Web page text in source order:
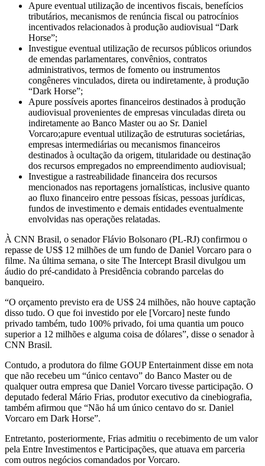
Apure eventual utilização de incentivos fiscais, benefícios
tributários, mecanismos de renúncia fiscal ou patrocínios
incentivados relacionados à produção audiovisual “Dark
Horse”;
Investigue eventual utilização de recursos públicos oriundos
de emendas parlamentares, convênios, contratos
administrativos, termos de fomento ou instrumentos
congêneres vinculados, direta ou indiretamente, à produção
“Dark Horse”;
Apure possíveis aportes financeiros destinados à produção
audiovisual provenientes de empresas vinculadas direta ou
indiretamente ao Banco Master ou ao Sr. Daniel
Vorcaro;apure eventual utilização de estruturas societárias,
empresas intermediárias ou mecanismos financeiros
destinados à ocultação da origem, titularidade ou destinação
dos recursos empregados no empreendimento audiovisual;
Investigue a rastreabilidade financeira dos recursos
mencionados nas reportagens jornalísticas, inclusive quanto
ao fluxo financeiro entre pessoas físicas, pessoas jurídicas,
fundos de investimento e demais entidades eventualmente
envolvidas nas operações relatadas.
À CNN Brasil, o senador Flávio Bolsonaro (PL-RJ) confirmou o
repasse de US$ 12 milhões de um fundo de Daniel Vorcaro para o
filme. Na última semana, o site The Intercept Brasil divulgou um
áudio do pré-candidato à Presidência cobrando parcelas do
banqueiro.
“O orçamento previsto era de US$ 24 milhões, não houve captação
disso tudo. O que foi investido por ele [Vorcaro] neste fundo
privado também, tudo 100% privado, foi uma quantia um pouco
superior a 12 milhões e alguma coisa de dólares”, disse o senador à
CNN Brasil.
Contudo, a produtora do filme GOUP Entertainment disse em nota
que não recebeu um “único centavo” do Banco Master ou de
qualquer outra empresa que Daniel Vorcaro tivesse participação. O
deputado federal Mário Frias, produtor executivo da cinebiografia,
também afirmou que “Não há um único centavo do sr. Daniel
Vorcaro em Dark Horse”.
Entretanto, posteriormente, Frias admitiu o recebimento de um valor
pela Entre Investimentos e Participações, que atuava em parceria
com outros negócios comandados por Vorcaro.